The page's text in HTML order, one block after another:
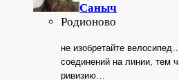
Саныч
Родионово
не изобретайте
соединений на линии, тем
ривизию…